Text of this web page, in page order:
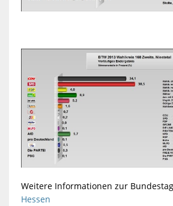
Weitere Informationen zur
Hessen